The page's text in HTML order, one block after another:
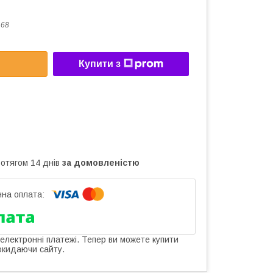
Купити з
14 днів за домовленістю
платежі. Тепер ви можете купити
сайту.